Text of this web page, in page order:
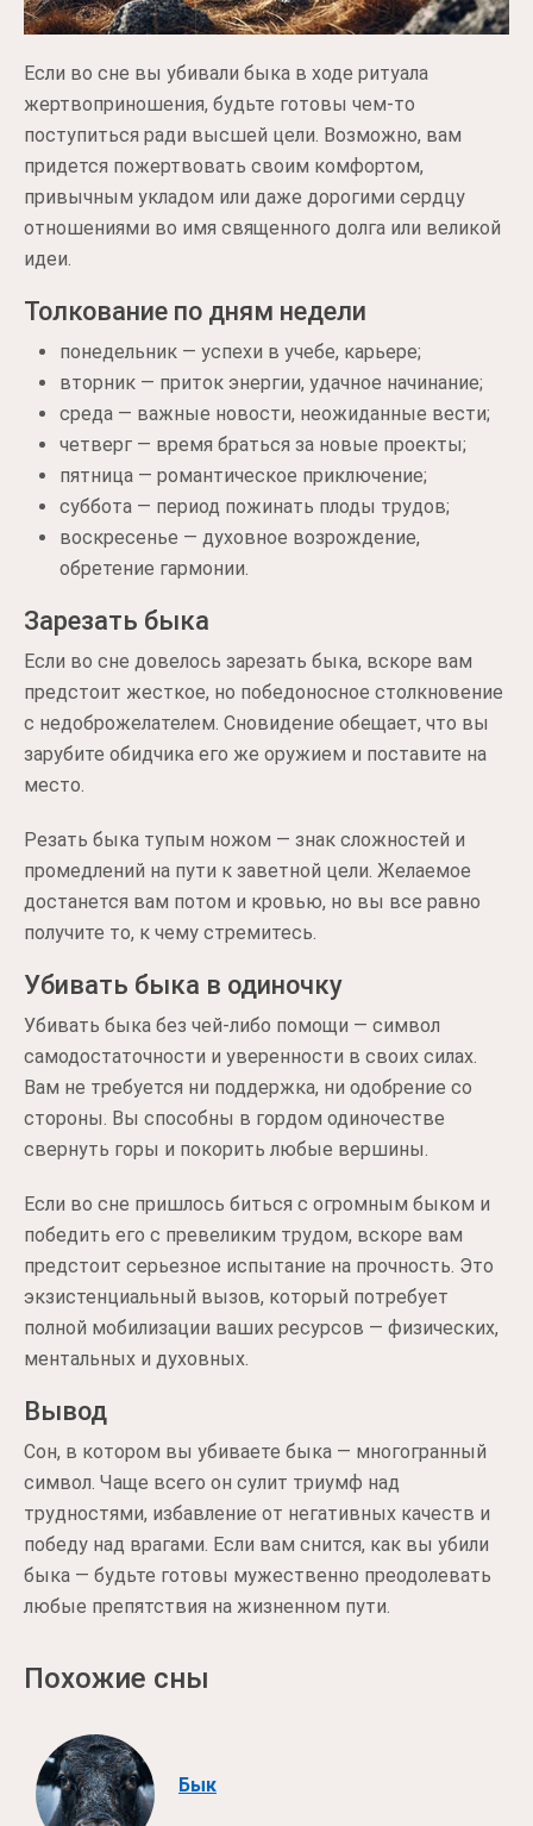
Если во сне вы убивали быка в ходе ритуала
жертвоприношения, будьте готовы чем-то
поступиться ради высшей цели. Возможно, вам
придется пожертвовать своим комфортом,
привычным укладом или даже дорогими сердцу
отношениями во имя священного долга или великой
идеи.
Толкование по дням недели
понедельник — успехи в учебе, карьере;
вторник — приток энергии, удачное начинание;
среда — важные новости, неожиданные вести;
четверг — время браться за новые проекты;
пятница — романтическое приключение;
суббота — период пожинать плоды трудов;
воскресенье — духовное возрождение,
обретение гармонии.
Зарезать быка
Если во сне довелось зарезать быка, вскоре вам
предстоит жесткое, но победоносное столкновение
с недоброжелателем. Сновидение обещает, что вы
зарубите обидчика его же оружием и поставите на
место.
Резать быка тупым ножом — знак сложностей и
промедлений на пути к заветной цели. Желаемое
достанется вам потом и кровью, но вы все равно
получите то, к чему стремитесь.
Убивать быка в одиночку
Убивать быка без чей-либо помощи — символ
самодостаточности и уверенности в своих силах.
Вам не требуется ни поддержка, ни одобрение со
стороны. Вы способны в гордом одиночестве
свернуть горы и покорить любые вершины.
Если во сне пришлось биться с огромным быком и
победить его с превеликим трудом, вскоре вам
предстоит серьезное испытание на прочность. Это
экзистенциальный вызов, который потребует
полной мобилизации ваших ресурсов — физических,
ментальных и духовных.
Вывод
Сон, в котором вы убиваете быка — многогранный
символ. Чаще всего он сулит триумф над
трудностями, избавление от негативных качеств и
победу над врагами. Если вам снится, как вы убили
быка — будьте готовы мужественно преодолевать
любые препятствия на жизненном пути.
Похожие сны
Бык